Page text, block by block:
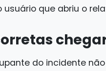
que abriu o
do incidente